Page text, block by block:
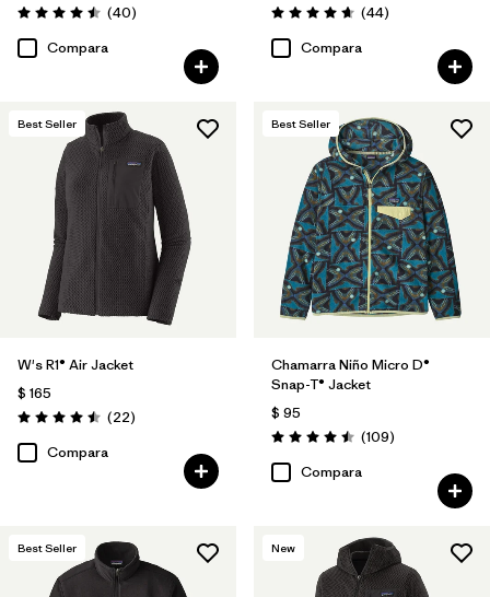
Valoración: 4.5 / 5
(40Comentarios
)
Compara
Valoración: 4.7 / 5
(44Comentarios
)
Compara
Best Seller
W's R1® Air Jacket
$ 165
Valoración: 4.5 / 5
(22Comentarios
)
Compara
Best Seller
Chamarra Niño Micro D®
Snap-T® Jacket
$ 95
Valoración: 4.5 / 5
(109Comentarios
)
Compara
Best Seller New